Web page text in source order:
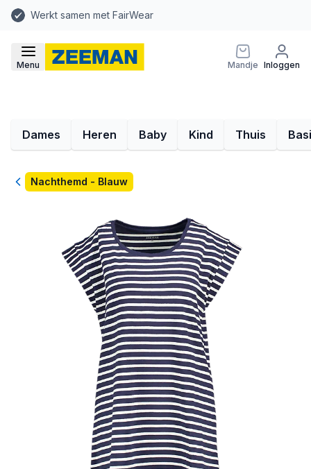
Werkt samen met FairWear
Menu Mandje Inloggen
Dames Heren Baby Kind Thuis
TerugNachthemd - Blauw